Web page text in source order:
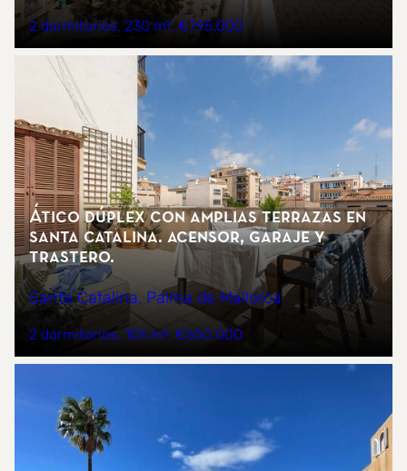
2 dormitorios 230 m² €795.000
Ático dúplex con amplias terrazas en
Santa Catalina. Acensor, garaje y
trastero.
Santa Catalina, Palma de Mallorca
2 dormitorios 106 m² €650.000